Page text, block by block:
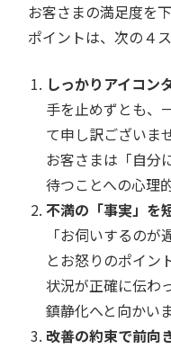
お客さまの満足度を
ポイントは、次の４
しっかりアイコン
手を止めずとも、
て申し訳ございま
お客さまは「自分
待つことへの心理
不満の「事実」を
「お伺いするのが
とお怒りのポイン
状況が正確に伝わ
鎮静化へと向かいま
改善の約束で前向